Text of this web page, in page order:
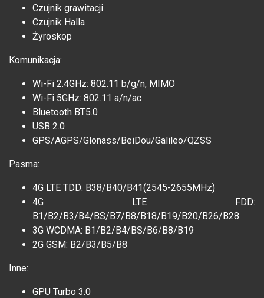
Czujnik grawitacji
Czujnik Halla
Żyroskop
Komunikacja:
Wi-Fi 2.4GHz: 802.11 b/g/n, MIMO
Wi-Fi 5GHz: 802.11 a/n/ac
Bluetooth BT5.0
USB 2.0
GPS/AGPS/Glonass/BeiDou/Galileo/QZSS
Pasma:
4G LTE TDD: B38/B40/B41(2545-2655MHz)
4G LTE FDD:
B1/B2/B3/B4/BS/B7/B8/B18/B19/B20/B26/B28
3G WCDMA: B1/B2/B4/BS/B6/B8/B19
2G GSM: B2/B3/B5/B8
Inne:
GPU Turbo 3.0